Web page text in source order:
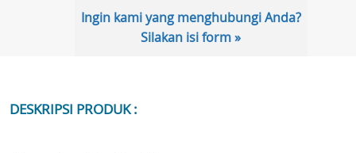
Ingin kami yang menghubungi Anda?
Silakan isi form »
DESKRIPSI PRODUK :